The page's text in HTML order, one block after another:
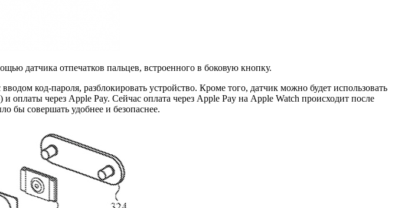
датчика отпечатков пальцев, встроенного в боковую кнопку.
код-пароля, разблокировать устройство. Кроме того, датчик можно будет использовать
через Apple Pay. Сейчас оплата через Apple Pay на Apple Watch происходит после
бы совершать удобнее и безопаснее.